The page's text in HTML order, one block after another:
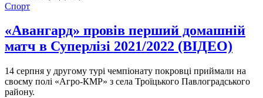
Спорт
«Авангард» провів перший домашній
матч в Суперлізі 2021/2022 (ВІДЕО)
14 серпня у другому турі чемпіонату покровці приймали на
своєму полі «Агро-КМР» з села Троїцького Павлоградського
району.